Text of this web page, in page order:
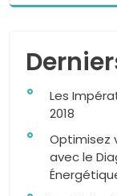
Les
2018
Optimisez
avec le